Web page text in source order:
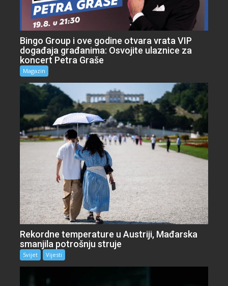
Bingo Group i ove godine otvara vrata VIP
događaja građanima: Osvojite ulaznice za
koncert Petra Graše
Magazin
Rekordne temperature u Austriji, Mađarska
smanjila potrošnju struje
Svijet Vijesti